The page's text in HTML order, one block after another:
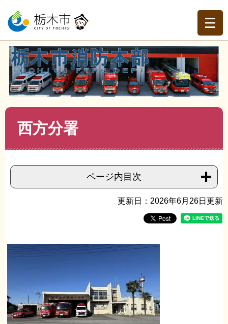
ー
の
す。
ニ
ー
本
現在地
トップページ >栃木市消防本部 > 消防本部>消防施設
西方分署
西方分署
ページ内目次
更新日：2026年6月26日更新